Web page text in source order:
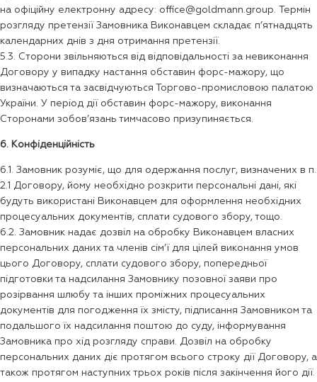
на офіційну електронну адресу: office@goldmann.group. Термін
розгляду претензії Замовника Виконавцем складає п’ятнадцять
календарних днів з дня отримання претензії.
5.3. Сторони звільняються від відповідальності за невиконання
Договору у випадку настання обставин форс-мажору, що
визначаються та засвідчуються Торгово-промисловою палатою
України. У період дії обставин форс-мажору, виконання
Сторонами зобов’язань тимчасово призупиняється.
6. Конфіденційність
6.1. Замовник розуміє, що для одержання послуг, визначених в п.
2.1 Договору, йому необхідно розкрити персональні дані, які
будуть використані Виконавцем для оформлення необхідних
процесуальних документів, сплати судового збору, тощо.
6.2. Замовник надає дозвіл на обробку Виконавцем власних
персональних даних та членів сім’ї для цілей виконання умов
цього Договору, сплати судового збору, попередньої
підготовки та надсилання Замовнику позовної заяви про
розірвання шлюбу та інших проміжних процесуальних
документів для погодження їх змісту, підписання Замовником та
подальшого їх надсилання поштою до суду, інформування
Замовника про хід розгляду справи. Дозвіл на обробку
персональних даних діє протягом всього строку дії Договору, а
також протягом наступних трьох років після закінчення його дії.